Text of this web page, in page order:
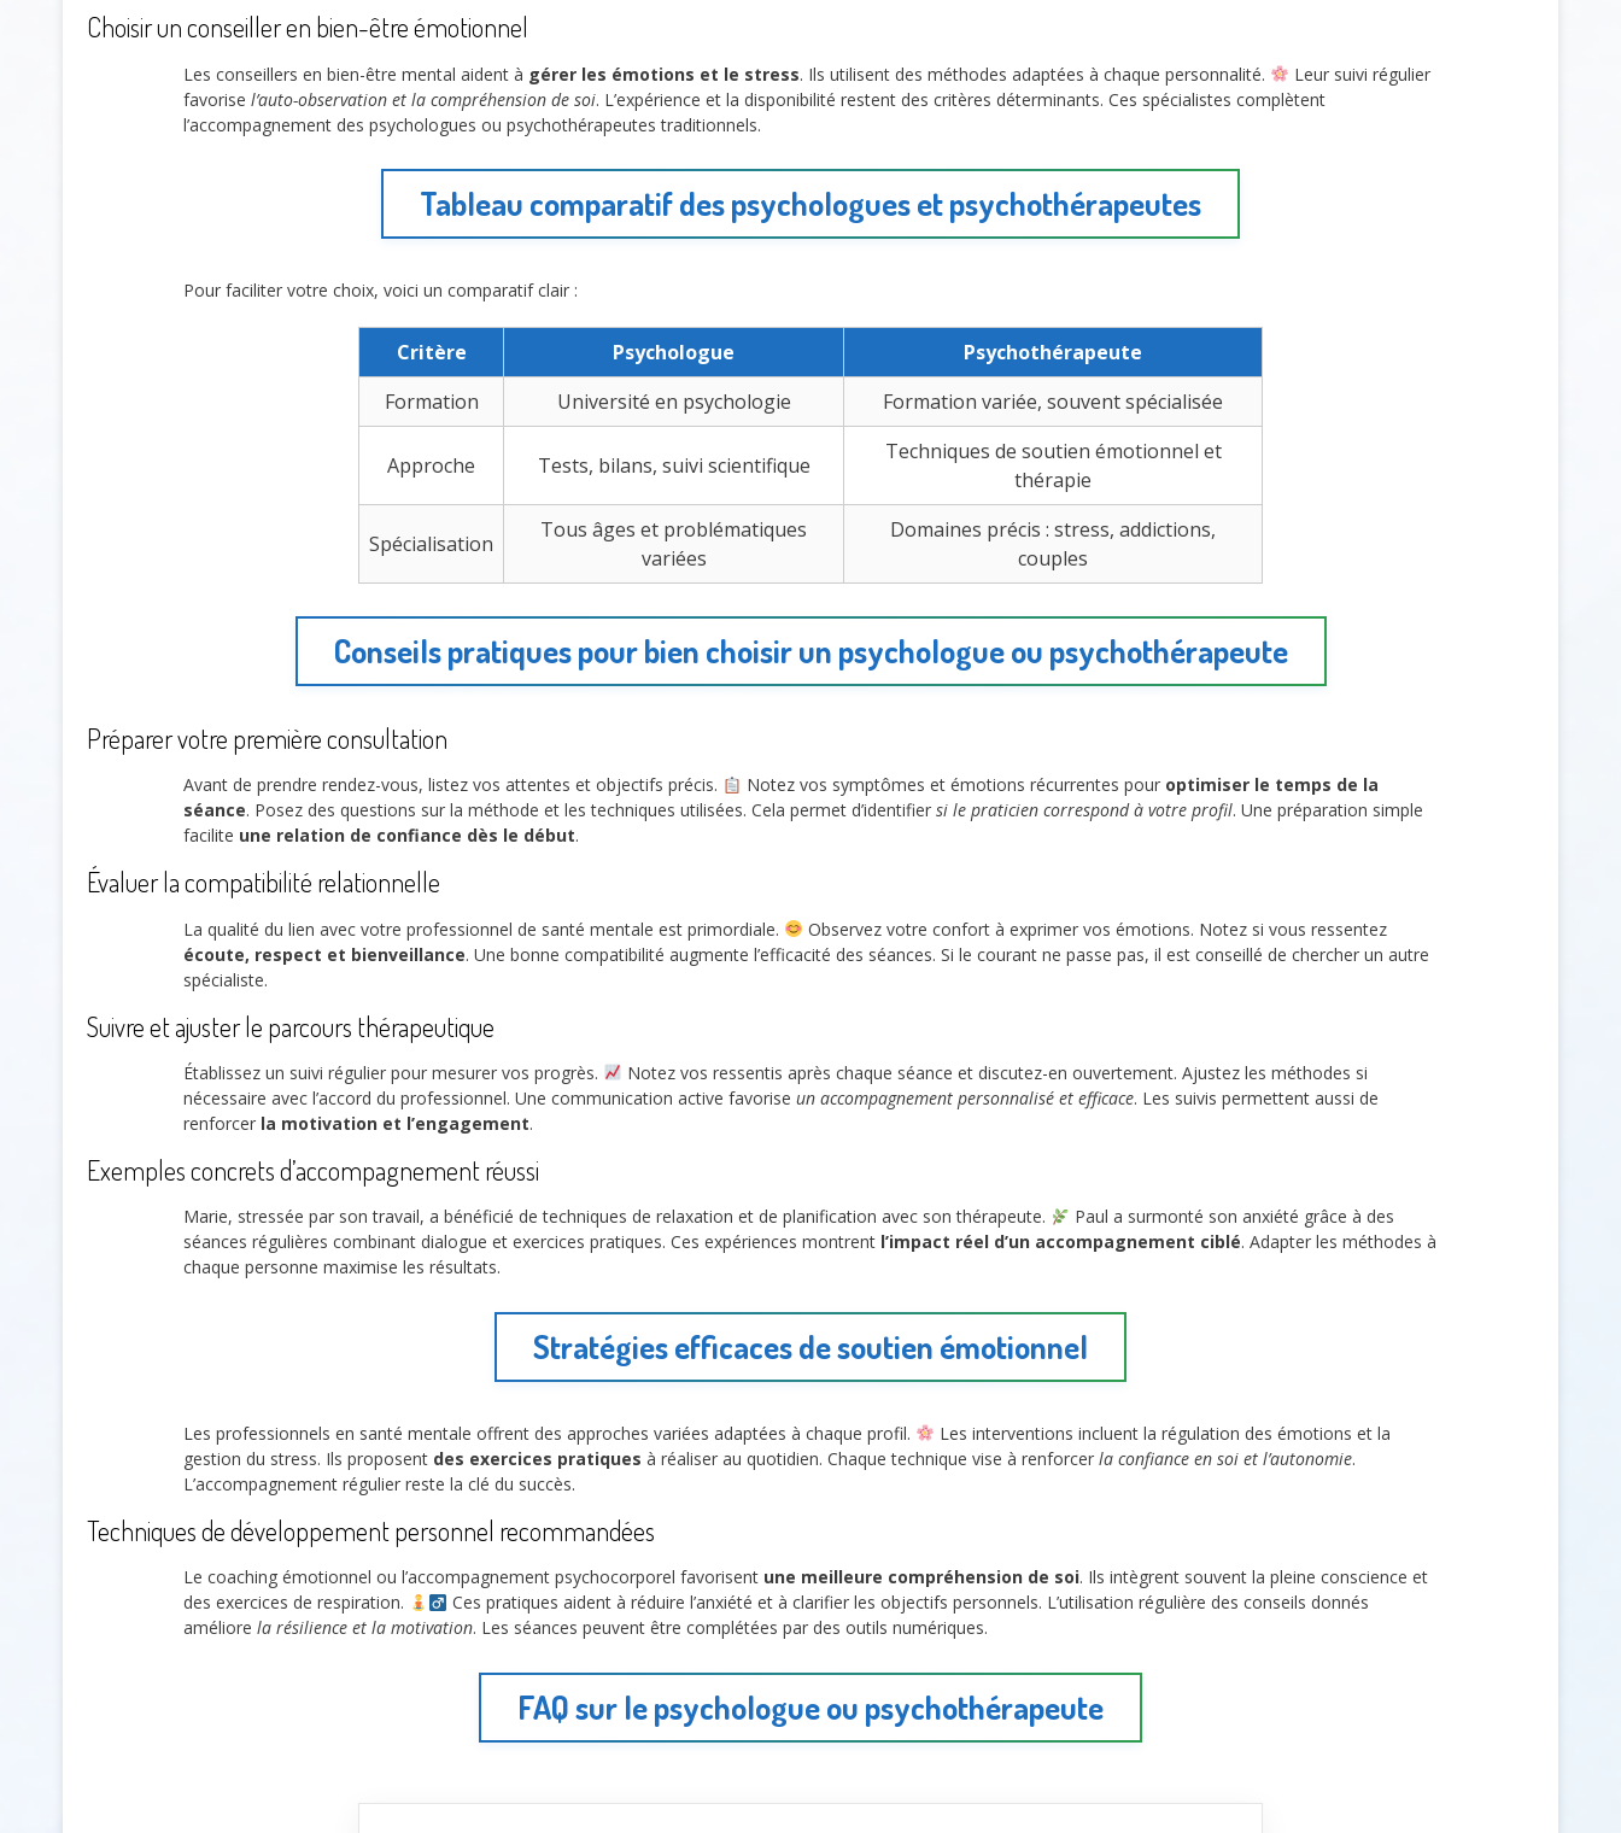
Choisir un conseiller en bien-être émotionnel
Les conseillers en bien-être mental aident à gérer les émotions et le stress. Ils utilisent des méthodes adaptées à chaque personnalité.
Leur suivi régulier
favorise l’auto-observation et la compréhension de soi. L’expérience et la disponibilité restent des critères déterminants. Ces spécialistes complètent
l’accompagnement des psychologues ou psychothérapeutes traditionnels.
Tableau comparatif des psychologues et psychothérapeutes
Pour faciliter votre choix, voici un comparatif clair :
Critère Psychologue
Psychothérapeute
Formation
Université en psychologie Formation variée, souvent spécialisée
Approche Tests, bilans, suivi scientifique
Techniques de soutien émotionnel et
thérapie
Spécialisation
Tous âges et problématiques
variées
Domaines précis : stress, addictions,
couples
Conseils pratiques pour bien choisir un psychologue ou psychothérapeute
Préparer votre première consultation
Avant de prendre rendez-vous, listez vos attentes et objectifs précis. Notez vos symptômes et émotions récurrentes pour optimiser le temps de la
séance. Posez des questions sur la méthode et les techniques utilisées. Cela permet d’identifier si le praticien correspond à votre profil. Une préparation simple
facilite une relation de confiance dès le début.
Évaluer la compatibilité relationnelle
La qualité du lien avec votre professionnel de santé mentale est primordiale.
Observez votre confort à exprimer vos émotions. Notez si vous ressentez
écoute, respect et bienveillance. Une bonne compatibilité augmente l’efficacité des séances. Si le courant ne passe pas, il est conseillé de chercher un autre
spécialiste.
Suivre et ajuster le parcours thérapeutique
Établissez un suivi régulier pour mesurer vos progrès.
Notez vos ressentis après chaque séance et discutez-en ouvertement. Ajustez les méthodes si
nécessaire avec l’accord du professionnel. Une communication active favorise un accompagnement personnalisé et efficace. Les suivis permettent aussi de
renforcer la motivation et l’engagement.
Exemples concrets d’accompagnement réussi
Marie, stressée par son travail, a bénéficié de techniques de relaxation et de planification avec son thérapeute.
Paul a surmonté son anxiété grâce à des
séances régulières combinant dialogue et exercices pratiques. Ces expériences montrent l’impact réel d’un accompagnement ciblé. Adapter les méthodes à
chaque personne maximise les résultats.
Stratégies efficaces de soutien émotionnel
Les professionnels en santé mentale offrent des approches variées adaptées à chaque profil.
Les interventions incluent la régulation des émotions et la
gestion du stress. Ils proposent des exercices pratiques à réaliser au quotidien. Chaque technique vise à renforcer la confiance en soi et l’autonomie.
L’accompagnement régulier reste la clé du succès.
Techniques de développement personnel recommandées
Le coaching émotionnel ou l’accompagnement psychocorporel favorisent une meilleure compréhension de soi. Ils intègrent souvent la pleine conscience et
des exercices de respiration.
Ces pratiques aident à réduire l’anxiété et à clarifier les objectifs personnels. L’utilisation régulière des conseils donnés
améliore la résilience et la motivation. Les séances peuvent être complétées par des outils numériques.
FAQ sur le psychologue ou psychothérapeute